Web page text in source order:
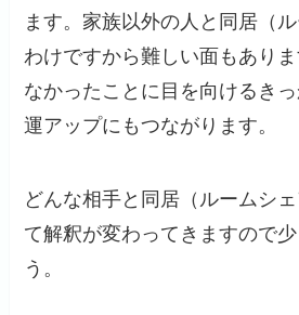
ます。家族以外の人と同居（
わけですから難しい面もあり
なかったことに目を向けるき
運アップにもつながります。
どんな相手と同居（ルームシ
て解釈が変わってきますので
う。